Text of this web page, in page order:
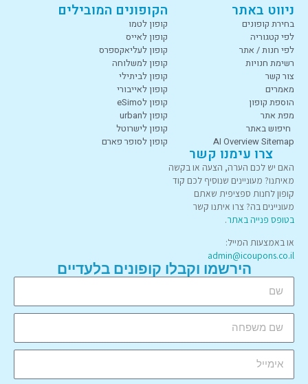
ניווט באתר
בחירת קופונים
לפי קטגוריה
לפי חנות / אתר
רשימת חנויות
צור קשר
מאמרים
הוספת קופון
מפת אתר
חיפוש באתר
AI Overview Sitemap
הקופונים המובילים
קופון לטמו
קופון לאייס
קופון לעליאקספרס
קופון למשלוחה
קופון לביתילי
קופון לאייבורי
קופון לeSimo
קופון לurban
קופון לישרוטל
קופון לסופר פארם
צרו עימנו קשר
האם יש לכם הערה, הצעה או בקשה
מאיתנו? מעוניינים שנוסיף לכם קוד
קופון לחנות ספציפית שאתם
מעוניינים בה? צרו איתנו קשר
בטופס פנייה באתר.
או באמצעות המייל:
admin@icoupons.co.il
הירשמו וקבלו קופונים בלעדיים